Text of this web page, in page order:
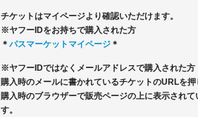
チケットはマイページより確認いただけます。
※ヤフーIDをお持ちで購入された方
＊ パスマーケットマイページ ＊
※ヤフーIDではなくメールアドレスで購入された方
購入時のメールに書かれているチケットのURLを押
購入時のブラウザーで販売ページの上に表示され
す。